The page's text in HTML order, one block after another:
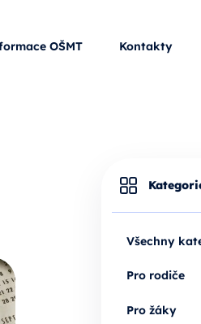
OŠMT Kontakty
Všechny
Pro rodiče
Pro žáky